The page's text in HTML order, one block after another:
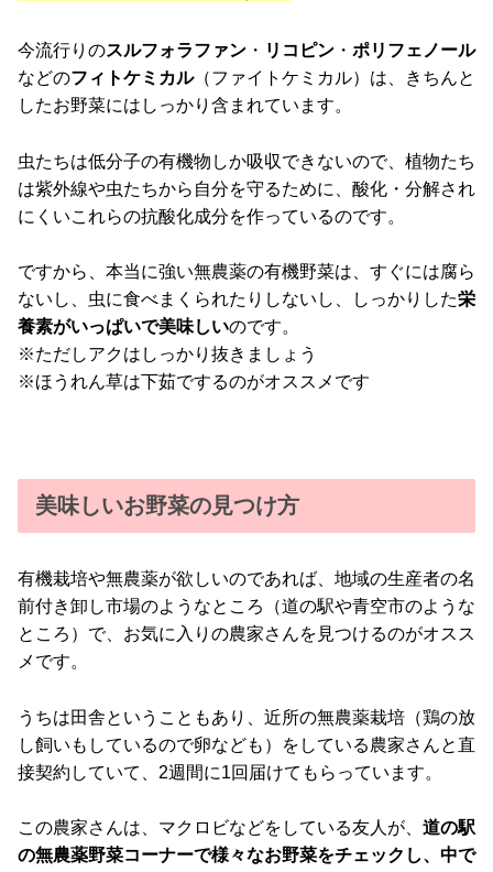
今流行りのスルフォラファン ・ リコピン ・ ポリフェノール
などのフィトケミカル（ファイトケミカル）は、きちんと
したお野菜にはしっかり含まれています。
虫たちは低分子の有機物しか吸収できないので、植物たち
は紫外線や虫たちから自分を守るために、酸化・分解され
にくいこれらの抗酸化成分を作っているのです。
ですから、本当に強い無農薬の有機野菜は、すぐには腐ら
ないし、虫に食べまくられたりしないし、しっかりした栄
養素がいっぱいで美味しいのです。
※ただしアクはしっかり抜きましょう
※ほうれん草は下茹でするのがオススメです
美味しいお野菜の見つけ方
有機栽培や無農薬が欲しいのであれば、地域の生産者の名
前付き卸し市場のようなところ（道の駅や青空市のような
ところ）で、お気に入りの農家さんを見つけるのがオスス
メです。
うちは田舎ということもあり、近所の無農薬栽培（鶏の放
し飼いもしているので卵なども）をしている農家さんと直
接契約していて、2週間に1回届けてもらっています。
この農家さんは、マクロビなどをしている友人が、 道の駅
の無農薬野菜コーナーで様々なお野菜をチェックし、中で